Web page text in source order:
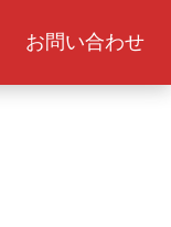
お問い合わせ